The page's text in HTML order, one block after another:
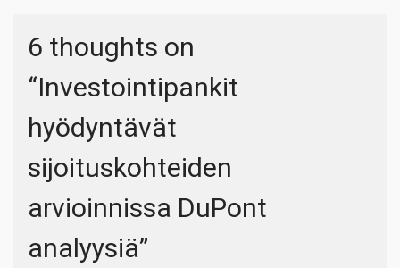
6 thoughts on
“Investointipankit
hyödyntävät
sijoituskohteiden
arvioinnissa DuPont
analyysiä”